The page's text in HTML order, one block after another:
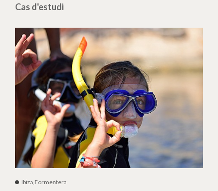
Cas d'estudi
Ibiza,Formentera